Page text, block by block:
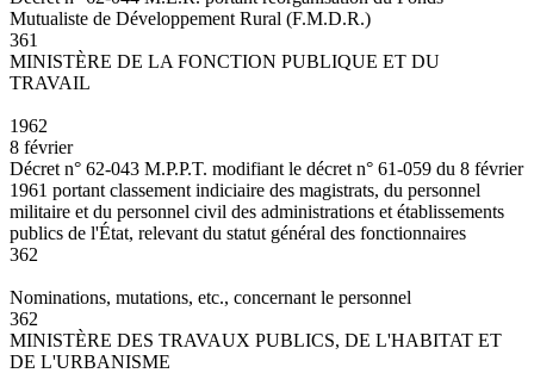
Mutualiste de Développement Rural (F.M.D.R.)
361
MINISTÈRE DE LA FONCTION PUBLIQUE ET DU
TRAVAIL
1962
8 février
Décret n° 62-043 M.P.P.T. modifiant le décret n° 61-059 du 8 février
1961 portant classement indiciaire des magistrats, du personnel
militaire et du personnel civil des administrations et établissements
publics de l'État, relevant du statut général des fonctionnaires
362
Nominations, mutations, etc., concernant le personnel
362
MINISTÈRE DES TRAVAUX PUBLICS, DE L'HABITAT ET
DE L'URBANISME